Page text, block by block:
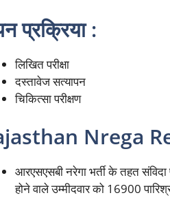
प्रक्रिया :
लिखितपरीक्षा
दस्तावेजसत्यापन
चिकित्सा परीक्षण
Nrega
आरएसएसबी नरेगा भर्ती के तहत
होने वाले उम्मीदवार को 16900